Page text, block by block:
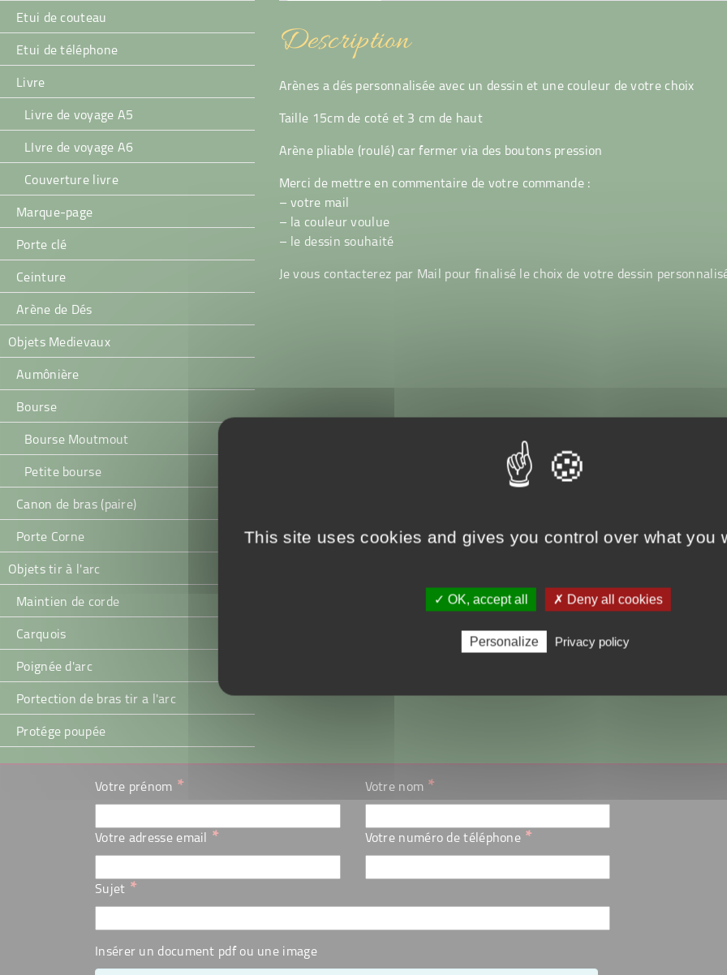
Etui de couteau
Etui de téléphone
Livre
Livre de voyage A5
LIvre de voyage A6
Couverture livre
Marque-page
Porte clé
Ceinture
Arène de Dés
Objets Medievaux
Aumônière
Bourse
Bourse Moutmout
Petite bourse
Canon de bras (paire)
Porte Corne
Objets tir à l'arc
Maintien de corde
Carquois
Poignée d'arc
Portection de bras tir a l'arc
Protége poupée
Description
Arènes a dés personnalisée avec un dessin et une couleur de votre choix
Taille 15cm de coté et 3 cm de haut
Arène pliable (roulé) car fermer via des boutons pression
Merci de mettre en commentaire de votre commande :
– votre mail
– la couleur voulue
– le dessin souhaité
Je vous contacterez par Mail pour finalisé le choix de votre dessin
Votre prénom * Votre nom *
Votre adresse email * Votre numéro de téléphone *
Sujet *
Insérer un document pdf ou une image
This site uses cookies and gives you control over what you
✓ OK, accept all ✗ Deny all cookies
Personalize Privacy policy